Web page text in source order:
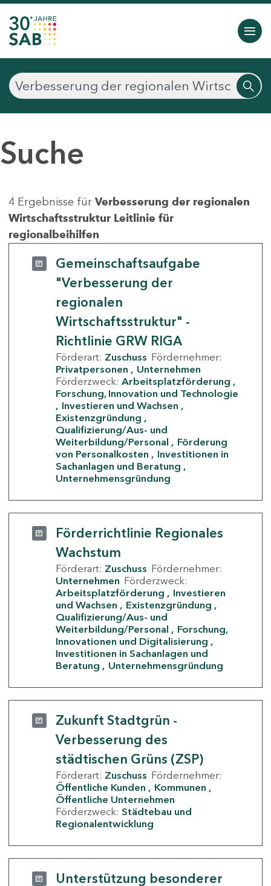
Suche
4 Ergebnisse für Verbesserung der regionalen
Wirtschaftsstruktur Leitlinie für
regionalbeihilfen
Gemeinschaftsaufgabe
"Verbesserung der
regionalen
Wirtschaftsstruktur" -
Richtlinie GRW RIGA
Förderart: Zuschuss Fördernehmer:
Privatpersonen
Unternehmen
Förderzweck: Arbeitsplatzförderung
Forschung, Innovation und Technologie
Investieren und Wachsen
Existenzgründung
Qualifizierung/Aus- und
Weiterbildung/Personal
Förderung
von Personalkosten
Investitionen in
Sachanlagen und Beratung
Unternehmensgründung
Förderrichtlinie Regionales
Wachstum
Förderart: Zuschuss Fördernehmer:
Unternehmen Förderzweck:
Arbeitsplatzförderung
Investieren
und Wachsen
Existenzgründung
Qualifizierung/Aus- und
Weiterbildung/Personal
Forschung,
Innovationen und Digitalisierung
Investitionen in Sachanlagen und
Beratung
Unternehmensgründung
Zukunft Stadtgrün -
Verbesserung des
städtischen Grüns (ZSP)
Förderart: Zuschuss Fördernehmer:
Öffentliche Kunden
Kommunen
Öffentliche Unternehmen
Förderzweck: Städtebau und
Regionalentwicklung
Unterstützung besonderer